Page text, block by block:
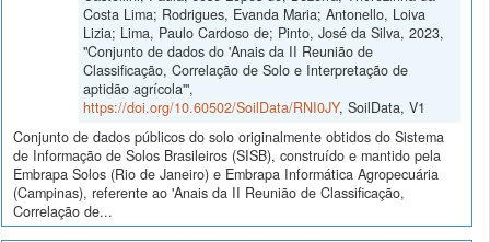
Costa Lima; Rodrigues, Evanda Maria; Antonello, Loiva
Lizia; Lima, Paulo Cardoso de; Pinto, José da Silva, 2023,
"Conjunto de dados do 'Anais da II Reunião de
Classificação, Correlação de Solo e Interpretação de
aptidão agrícola'",
https://doi.org/10.60502/SoilData/RNI0JY, SoilData, V1
Conjunto de dados públicos do solo originalmente obtidos do Sistema
de Informação de Solos Brasileiros (SISB), construído e mantido pela
Embrapa Solos (Rio de Janeiro) e Embrapa Informática Agropecuária
(Campinas), referente ao 'Anais da II Reunião de Classificação,
Correlação de...